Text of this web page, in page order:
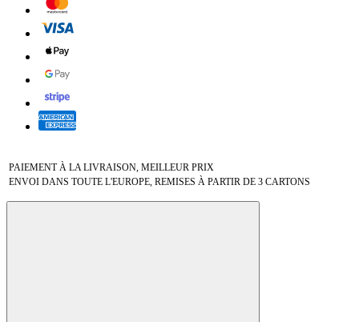
PAIEMENT À LA LIVRAISON, MEILLEUR PRIX
ENVOI DANS TOUTE L'EUROPE, REMISES À PARTIR DE 3 CARTONS